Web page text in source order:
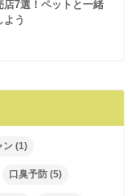
店7選！ペットと一緒
よう
ン(1)
口臭予防(5)